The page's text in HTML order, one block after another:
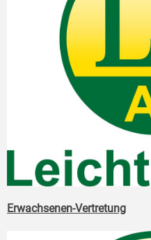
Erwachsenen-Vertretung